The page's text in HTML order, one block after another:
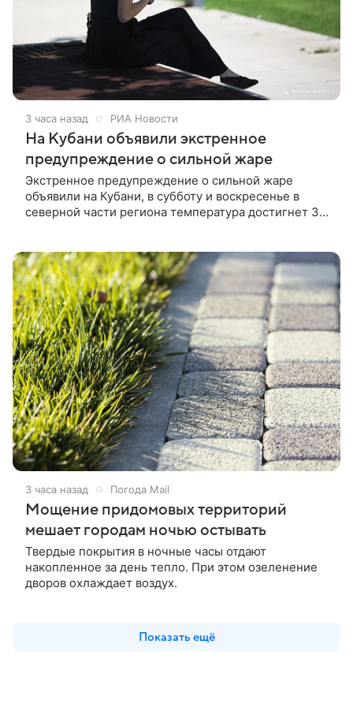
3 часа назад РИА Новости
На Кубани объявили экстренное
предупреждение о сильной жаре
Экстренное предупреждение о сильной жаре
объявили на Кубани, в субботу и воскресенье в
северной части региона температура достигнет 39
среды.
3 часа назад Погода Mail
Мощение придомовых территорий
мешает городам ночью остывать
Твердые покрытия в ночные часы отдают
накопленное за день тепло. При этом озеленение
дворов охлаждает воздух.
Показать ещё